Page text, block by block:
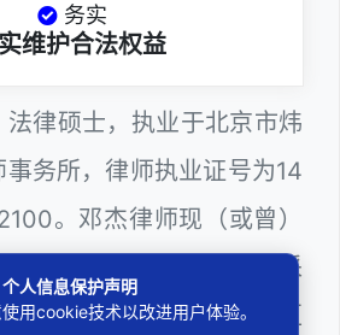
务实
维护合法权益
法律硕士，执业于北京市炜
务所，律师执业证号为14
。邓杰律师现（或曾）
政府听证员、深圳市政府采
律类），曾担任深圳市某区
个人信息保护声明
用cookie技术以改进用户体验。